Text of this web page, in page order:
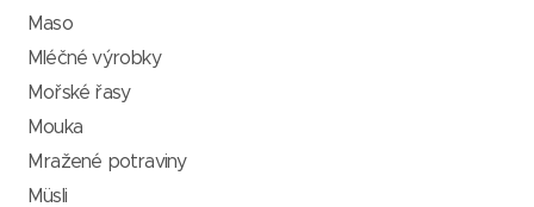
Maso
Mléčné výrobky
Mořské řasy
Mouka
Mražené potraviny
Müsli